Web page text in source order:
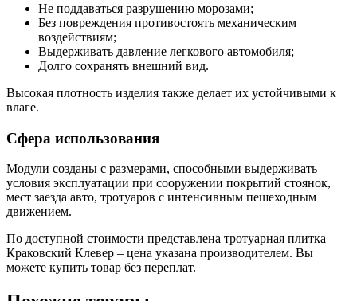
Не поддаваться разрушению морозами;
Без повреждения противостоять механическим
воздействиям;
Выдерживать давление легкового автомобиля;
Долго сохранять внешний вид.
Высокая плотность изделия также делает их устойчивыми к
влаге.
Сфера использования
Модули созданы с размерами, способными выдерживать
условия эксплуатации при сооружении покрытий стоянок,
мест заезда авто, тротуаров с интенсивным пешеходным
движением.
По доступной стоимости представлена тротуарная плитка
Краковский Клевер – цена указана производителем. Вы
можете купить товар без переплат.